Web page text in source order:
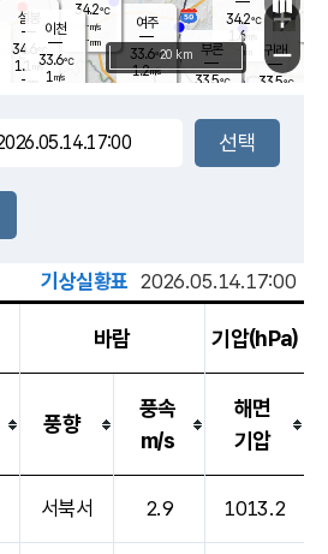
34.2℃
1.6m/s
mm
부론
33.5℃
여주
33.6℃
1.2m/s
장호원
34.2℃
-m/s
-mm
설봉
34.6
1.1 m/s
- mm
귀래
33.5℃
이천
33.6℃
1 m/s
+
−
20 km
기상실황표 2026.05.14.17:00
바람 기압(hPa)
풍향
풍속
m/s
해면
기압
서북서 2.9 1013.2